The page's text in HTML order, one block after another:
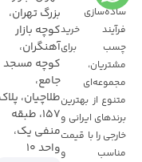
ساده‌سازی
فرآیند خرید
چسب برای
مشتریان،
مجموعه‌ای
متنوع از بهترین
برندهای ایرانی و
خارجی را با قیمت
مناسب و
بزرگ تهران،
کوچه بازار
آهنگران،
کوچه مسجد
جامع،
طلاچیان، پلاک
157، طبقه
منفی یک،
واحد 10